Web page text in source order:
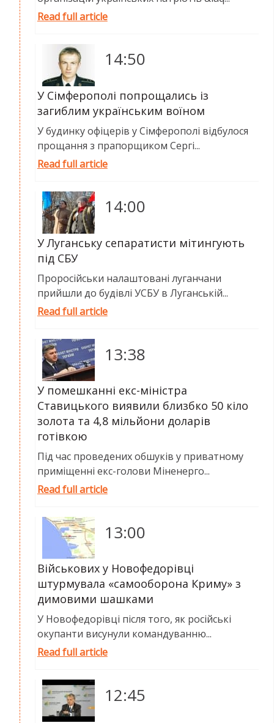
Read full article
14:50
У Сімферополі попрощались із
загиблим українським воїном
У будинку офіцерів у Сімферополі відбулося
прощання з прапорщиком Сергі...
Read full article
14:00
У Луганську сепаратисти мітингують
під СБУ
Проросійськи налаштовані луганчани
прийшли до будівлі УСБУ в Луганській...
Read full article
13:38
У помешканні екс-міністра
Ставицького виявили близбко 50 кіло
золота та 4,8 мільйони доларів
готівкою
Під час проведених обшуків у приватному
приміщенні екс-голови Міненерго...
Read full article
13:00
Військових у Новофедорівці
штурмувала «самооборона Криму» з
димовими шашками
У Новофедорівці після того, як російські
окупанти висунули командуванню...
Read full article
12:45